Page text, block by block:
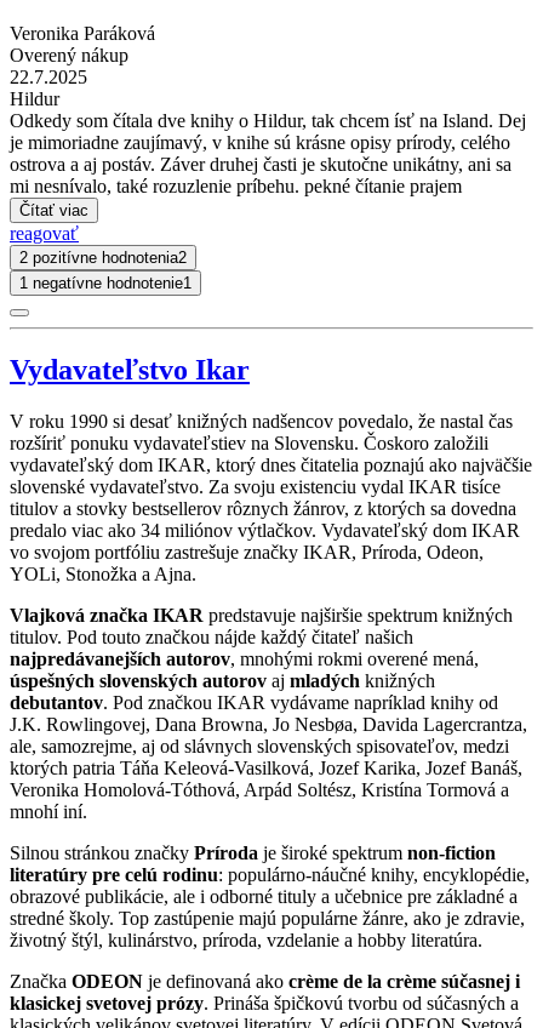
Veronika Paráková
Overený nákup
22.7.2025
Hildur
Odkedy som čítala dve knihy o Hildur, tak chcem ísť na Island. Dej
je mimoriadne zaujímavý, v knihe sú krásne opisy prírody, celého
ostrova a aj postáv. Záver druhej časti je skutočne unikátny, ani sa
mi nesnívalo, také rozuzlenie príbehu. pekné čítanie prajem
Čítať viac
reagovať
2 pozitívne hodnotenia2
1 negatívne hodnotenie1
Vydavateľstvo Ikar
V roku 1990 si desať knižných nadšencov povedalo, že nastal čas
rozšíriť ponuku vydavateľstiev na Slovensku. Čoskoro založili
vydavateľský dom IKAR, ktorý dnes čitatelia poznajú ako najväčšie
slovenské vydavateľstvo. Za svoju existenciu vydal IKAR tisíce
titulov a stovky bestsellerov rôznych žánrov, z ktorých sa dovedna
predalo viac ako 34 miliónov výtlačkov. Vydavateľský dom IKAR
vo svojom portfóliu zastrešuje značky IKAR, Príroda, Odeon,
YOLi, Stonožka a Ajna.
Vlajková značka IKAR predstavuje najširšie spektrum knižných
titulov. Pod touto značkou nájde každý čitateľ našich
najpredávanejších autorov, mnohými rokmi overené mená,
úspešných slovenských autorov aj mladých knižných
debutantov. Pod značkou IKAR vydávame napríklad knihy od
J.K. Rowlingovej, Dana Browna, Jo Nesbøa, Davida Lagercrantza,
ale, samozrejme, aj od slávnych slovenských spisovateľov, medzi
ktorých patria Táňa Keleová-Vasilková, Jozef Karika, Jozef Banáš,
Veronika Homolová-Tóthová, Arpád Soltész, Kristína Tormová a
mnohí iní.
Silnou stránkou značky Príroda je široké spektrum non-fiction
literatúry pre celú rodinu: populárno-náučné knihy, encyklopédie,
obrazové publikácie, ale i odborné tituly a učebnice pre základné a
stredné školy. Top zastúpenie majú populárne žánre, ako je zdravie,
životný štýl, kulinárstvo, príroda, vzdelanie a hobby literatúra.
Značka ODEON je definovaná ako crème de la crème súčasnej i
klasickej svetovej prózy. Prináša špičkovú tvorbu od súčasných a